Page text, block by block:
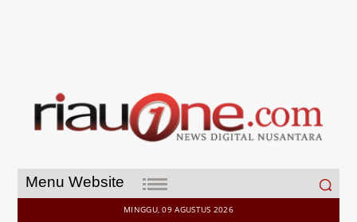
Menu Website
Search
for:
MINGGU, 09 AGUSTUS 2026